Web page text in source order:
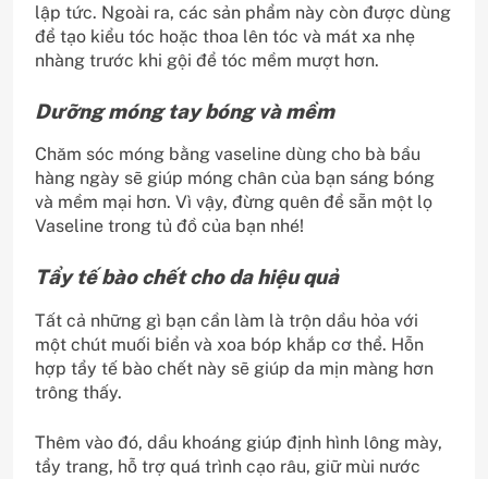
lập tức. Ngoài ra, các sản phẩm này còn được dùng
để tạo kiểu tóc hoặc thoa lên tóc và mát xa nhẹ
nhàng trước khi gội để tóc mềm mượt hơn.
Dưỡng móng tay bóng và mềm
Chăm sóc móng bằng vaseline dùng cho bà bầu
hàng ngày sẽ giúp móng chân của bạn sáng bóng
và mềm mại hơn. Vì vậy, đừng quên để sẵn một lọ
Vaseline trong tủ đồ của bạn nhé!
Tẩy tế bào chết cho da hiệu quả
Tất cả những gì bạn cần làm là trộn dầu hỏa với
một chút muối biển và xoa bóp khắp cơ thể. Hỗn
hợp tẩy tế bào chết này sẽ giúp da mịn màng hơn
trông thấy.
Thêm vào đó, dầu khoáng giúp định hình lông mày,
tẩy trang, hỗ trợ quá trình cạo râu, giữ mùi nước